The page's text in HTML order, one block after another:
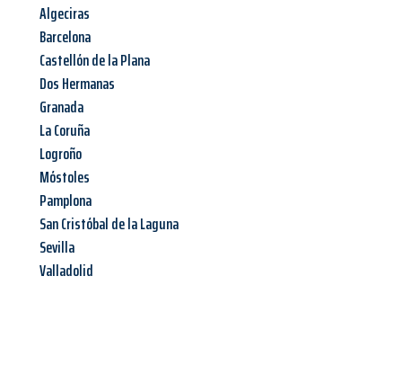
Algeciras
Barcelona
Castellón de la Plana
Dos Hermanas
Granada
La Coruña
Logroño
Móstoles
Pamplona
San Cristóbal de la Laguna
Sevilla
Valladolid